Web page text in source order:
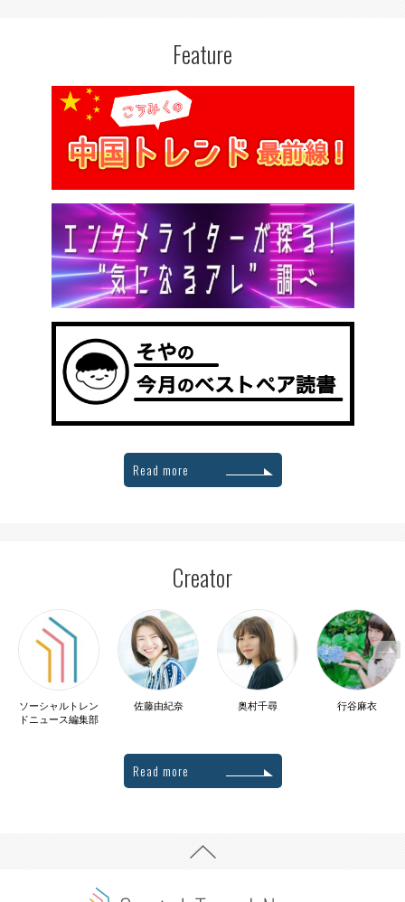
Feature
Read more
Creator
ソーシャルトレン
ドニュース編集部
佐藤由紀奈 奥村千尋 行谷麻衣
Read more